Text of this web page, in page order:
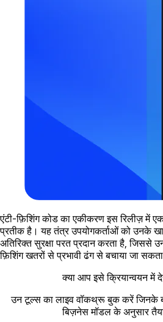
एंटी-फ़िशिंग कोड का एकीकरण इस रिलीज़ में एक
प्रतीक है। यह तंत्र उपयोगकर्ताओं को उनके
अतिरिक्त सुरक्षा परत प्रदान करता है, जिससे
फ़िशिंग खतरों से प्रभावी ढंग से बचाया जा
क्या आप इसे क्रियान्वयन में
उन टूल्स का लाइव वॉकथ्रू बुक करें
बिज़नेस मॉडल के अनुसार